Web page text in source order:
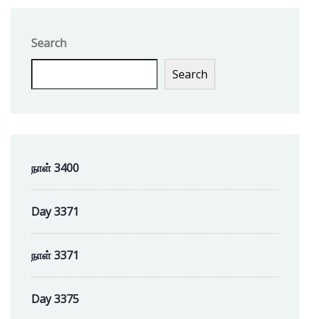
Search
Search
நாள் 3400
Day 3371
நாள் 3371
Day 3375